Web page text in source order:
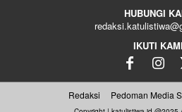
HUBUNGI
IKUTI KAMI
Redaksi Pedoman Media